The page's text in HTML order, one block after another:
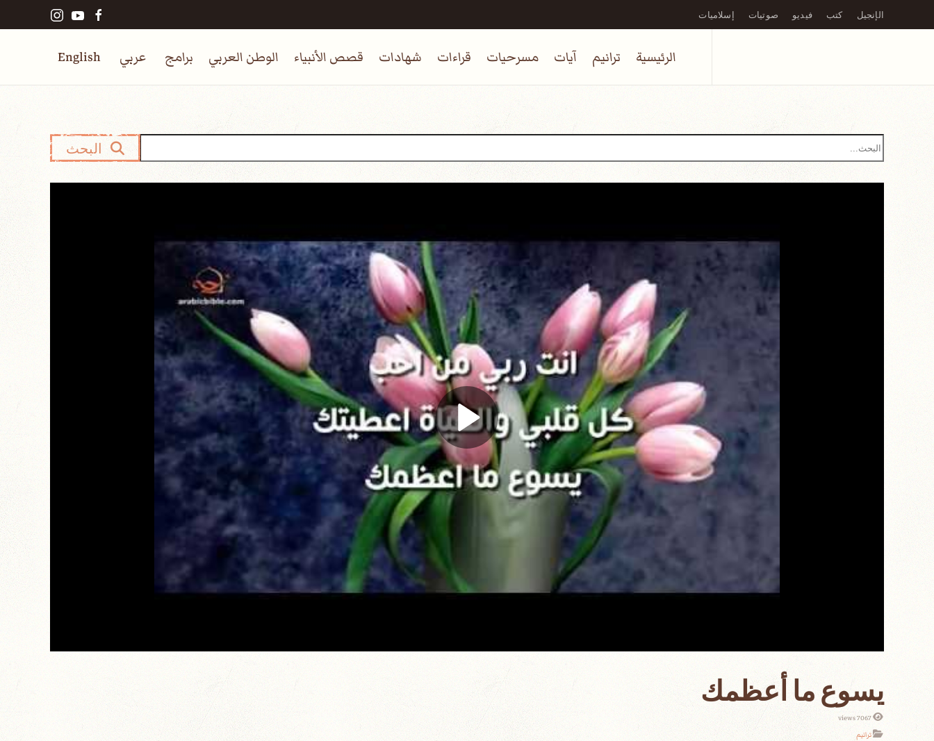
Skip to main content
الإنجيل كتب فيديو صوتيات إسلاميات
الرئيسية ترانيم آيات مسرحيات قراءات شهادات قصص الأنبياء الوطن العربي برامج عربي English
البحث
يسوع ما أعظمك
7067 views
ترانيم